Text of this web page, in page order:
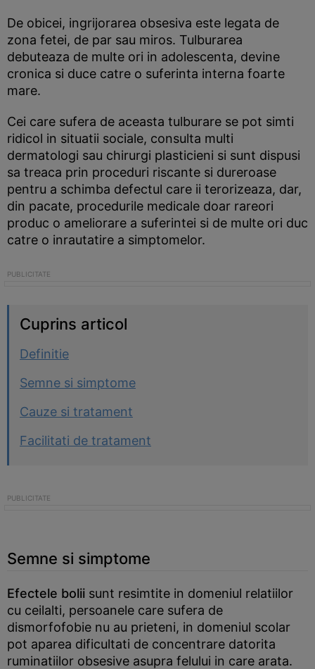
De obicei, ingrijorarea obsesiva este legata de
zona fetei, de par sau miros. Tulburarea
debuteaza de multe ori in adolescenta, devine
cronica si duce catre o suferinta interna foarte
mare.
Cei care sufera de aceasta tulburare se pot simti
ridicol in situatii sociale, consulta multi
dermatologi sau chirurgi plasticieni si sunt dispusi
sa treaca prin proceduri riscante si dureroase
pentru a schimba defectul care ii terorizeaza, dar,
din pacate, procedurile medicale doar rareori
produc o ameliorare a suferintei si de multe ori duc
catre o inrautatire a simptomelor.
Cuprins articol
Definitie
Semne si simptome
Cauze si tratament
Facilitati de tratament
Semne si simptome
Efectele bolii sunt resimtite in domeniul relatiilor
cu ceilalti, persoanele care sufera de
dismorfofobie nu au prieteni, in domeniul scolar
pot aparea dificultati de concentrare datorita
ruminatiilor obsesive asupra felului in care arata.